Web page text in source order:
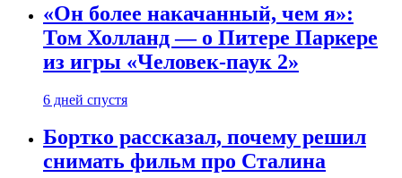
«Он более накачанный, чем я»:
Том Холланд — о Питере Паркере
из игры «Человек-паук 2»
6 дней спустя
Бортко рассказал, почему решил
снимать фильм про Сталина